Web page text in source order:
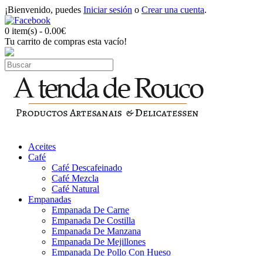
¡Bienvenido, puedes Iniciar sesión o Crear una cuenta.
0 item(s) - 0.00€
Tu carrito de compras esta vacío!
Aceites
Café
Café Descafeinado
Café Mezcla
Café Natural
Empanadas
Empanada De Carne
Empanada De Costilla
Empanada De Manzana
Empanada De Mejillones
Empanada De Pollo Con Hueso